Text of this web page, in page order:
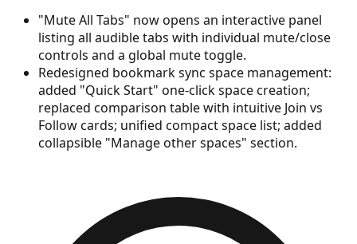
"Mute All Tabs" now opens an interactive panel
listing all audible tabs with individual mute/close
controls and a global mute toggle.
Redesigned bookmark sync space management:
added "Quick Start" one-click space creation;
replaced comparison table with intuitive Join vs
Follow cards; unified compact space list; added
collapsible "Manage other spaces" section.